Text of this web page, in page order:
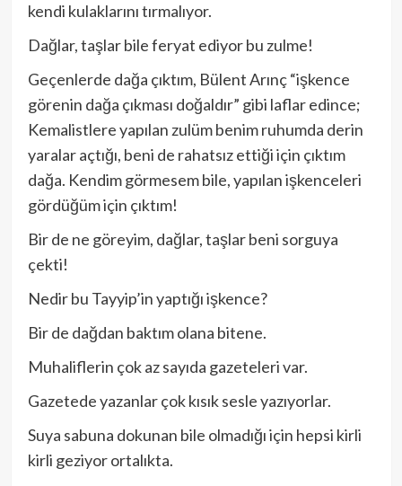
kendi kulaklarını tırmalıyor.
Dağlar, taşlar bile feryat ediyor bu zulme!
Geçenlerde dağa çıktım, Bülent Arınç “işkence
görenin dağa çıkması doğaldır” gibi laflar edince;
Kemalistlere yapılan zulüm benim ruhumda derin
yaralar açtığı, beni de rahatsız ettiği için çıktım
dağa. Kendim görmesem bile, yapılan işkenceleri
gördüğüm için çıktım!
Bir de ne göreyim, dağlar, taşlar beni sorguya
çekti!
Nedir bu Tayyip’in yaptığı işkence?
Bir de dağdan baktım olana bitene.
Muhaliflerin çok az sayıda gazeteleri var.
Gazetede yazanlar çok kısık sesle yazıyorlar.
Suya sabuna dokunan bile olmadığı için hepsi kirli
kirli geziyor ortalıkta.